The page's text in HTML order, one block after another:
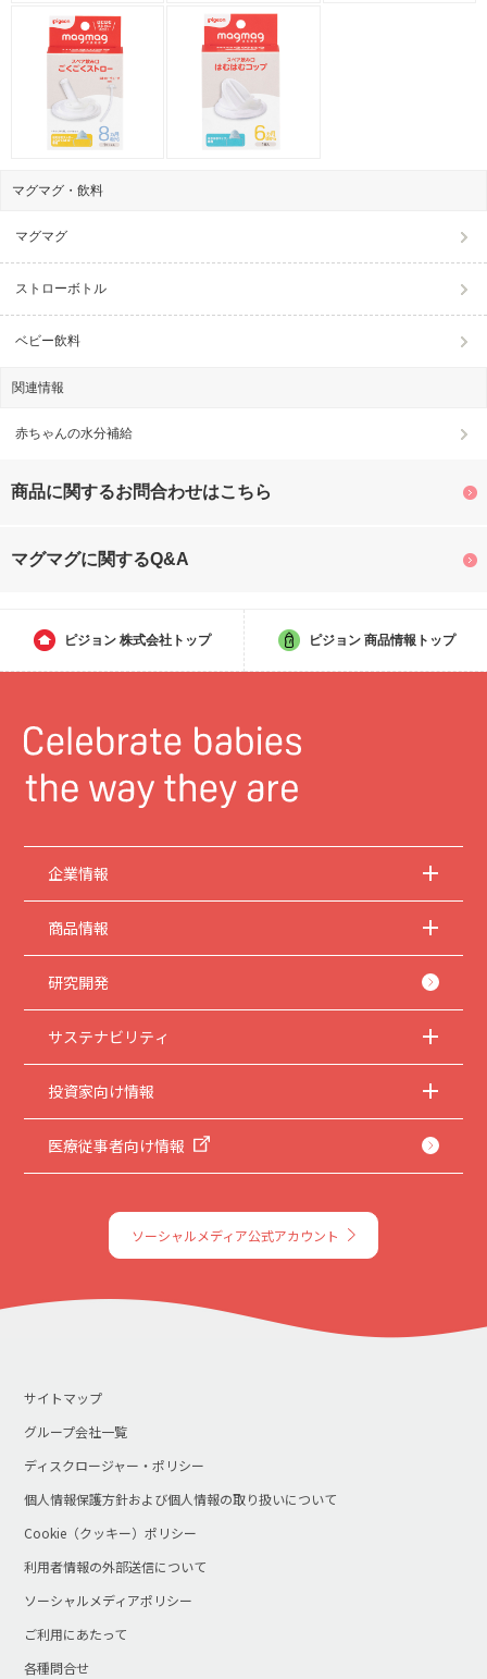
マグマグ・飲料
マグマグ
ストローボトル
ベビー飲料
関連情報
赤ちゃんの水分補給
商品に関するお問合わせはこちら
マグマグに関するQ&A
ピジョン 株式会社トップ ピジョン 商品情報トップ
企業情報
商品情報
研究開発
サステナビリティ
投資家向け情報
医療従事者向け情報
ソーシャルメディア公式アカウント
サイトマップ
グループ会社一覧
ディスクロージャー・ポリシー
個人情報保護方針および個人情報の取り扱いについて
Cookie（クッキー）ポリシー
利用者情報の外部送信について
ソーシャルメディアポリシー
ご利用にあたって
各種問合せ